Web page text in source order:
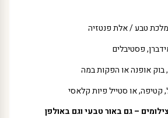
טבע / אלת פנטזיה
פסטיבלים
בוק אופנה או הפקות במה
קטיפה, או סטייל פיות קלאסי
– גם באור טבעי וגם באולפן